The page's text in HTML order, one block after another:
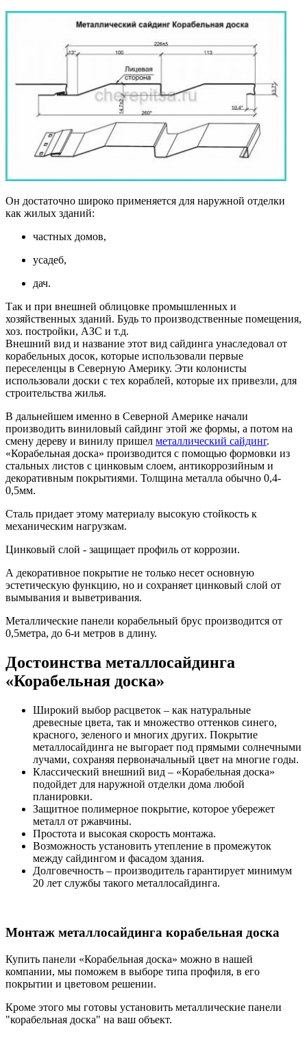
Он достаточно широко применяется для наружной отделки
как жилых зданий:
частных домов,
усадеб,
дач.
Так и при внешней облицовке промышленных и
хозяйственных зданий. Будь то производственные помещения,
хоз. постройки, АЗС и т.д.
Внешний вид и название этот вид сайдинга унаследовал от
корабельных досок, которые использовали первые
переселенцы в Северную Америку. Эти колонисты
использовали доски с тех кораблей, которые их привезли, для
строительства жилья.
В дальнейшем именно в Северной Америке начали
производить виниловый сайдинг этой же формы, а потом на
смену дереву и винилу пришел металлический сайдинг.
«Корабельная доска» производится с помощью формовки из
стальных листов с цинковым слоем, антикоррозийным и
декоративным покрытиями. Толщина металла обычно 0,4-
0,5мм.
Сталь придает этому материалу высокую стойкость к
механическим нагрузкам.
Цинковый слой - защищает профиль от коррозии.
А декоративное покрытие не только несет основную
эстетическую функцию, но и сохраняет цинковый слой от
вымывания и выветривания.
Металлические панели корабельный брус производится от
0,5метра, до 6-и метров в длину.
Достоинства металлосайдинга
«Корабельная доска»
Широкий выбор расцветок – как натуральные
древесные цвета, так и множество оттенков синего,
красного, зеленого и многих других. Покрытие
металлосайдинга не выгорает под прямыми солнечными
лучами, сохраняя первоначальный цвет на многие годы.
Классический внешний вид – «Корабельная доска»
подойдет для наружной отделки дома любой
планировки.
Защитное полимерное покрытие, которое убережет
металл от ржавчины.
Простота и высокая скорость монтажа.
Возможность установить утепление в промежуток
между сайдингом и фасадом здания.
Долговечность – производитель гарантирует минимум
20 лет службы такого металлосайдинга.
Монтаж металлосайдинга корабельная доска
Купить панели «Корабельная доска» можно в нашей
компании, мы поможем в выборе типа профиля, в его
покрытии и цветовом решении.
Кроме этого мы готовы установить металлические панели
"корабельная доска" на ваш объект.